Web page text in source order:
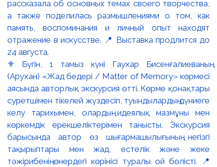
⚜️ Бүгін, 1 тамыз күні Гаухар Бисенғалиеваның
(Арухан) «Жад бедері / Matter of Memory» көрмесі
аясында авторлық экскурсия өтті. Көрме қонақтары
суретшімен тікелей жүздесіп, туындылардың дүниеге
келу тарихымен, олардың идеялық мазмұны мен
көркемдік ерекшеліктерімен танысты. Экскурсия
барысында автор өз шығармашылығының негізгі
тақырыптары мен жад, естелік және жеке
тәжірибенің өнердегі көрінісі туралы ой бөлісті. 📍